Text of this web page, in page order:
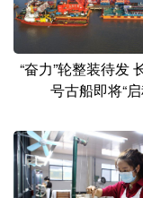
“奋力”轮整装待发
号古船即将“启